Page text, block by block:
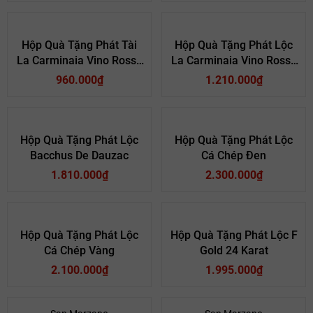
Hương vị dễ uống, hợp với món ăn Việt
Giá dao động từ 400.000đ – vài triệu đồng/chai
Hộp Quà Tặng Phát Tài
La Carminaia Vino Rosso
D’Italia
960.000₫
Hộp Quà Tặng Phát Lộc
La Carminaia Vino Rosso
D’Italia
1.210.000₫
Hộp Quà Tặng Phát Lộc
Bacchus De Dauzac
1.810.000₫
Hộp Quà Tặng Phát Lộc
Cá Chép Đen
2.300.000₫
Hộp Quà Tặng Phát Lộc
Cá Chép Vàng
2.100.000₫
Hộp Quà Tặng Phát Lộc F
Gold 24 Karat
1.995.000₫